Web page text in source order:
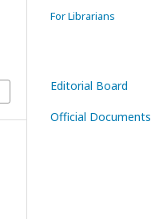
For Librarians
Editorial Board
Official Documents